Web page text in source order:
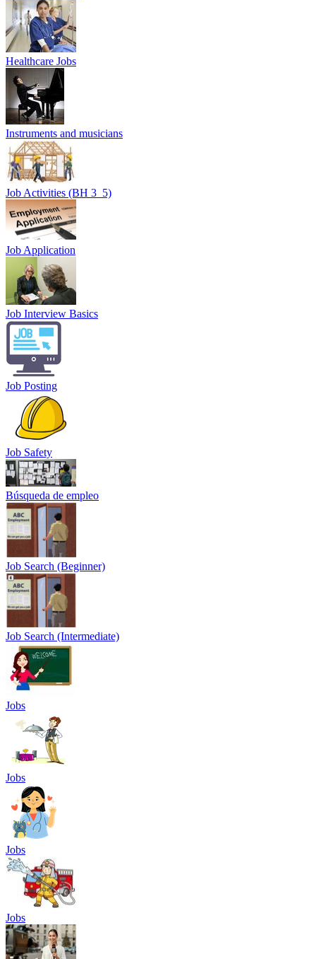
Healthcare Jobs
Instruments and musicians
Job Activities (BH 3_5)
Job Application
Job Interview Basics
Job Posting
Job Safety
Búsqueda de empleo
Job Search (Beginner)
Job Search (Intermediate)
Jobs
Jobs
Jobs
Jobs